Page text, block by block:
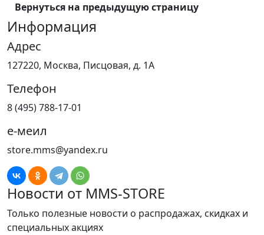
Вернуться на предыдущую страницу
Информация
Адрес
127220, Москва, Писцовая, д. 1А
Телефон
8 (495) 788-17-01
е-меил
store.mms@yandex.ru
Новости от MMS-STORE
Только полезные новости о распродажах, скидках и
специальных акциях